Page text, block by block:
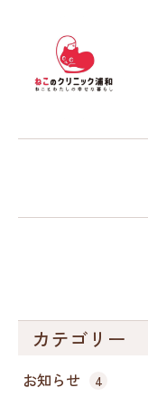
カテゴリー
お知らせ 4